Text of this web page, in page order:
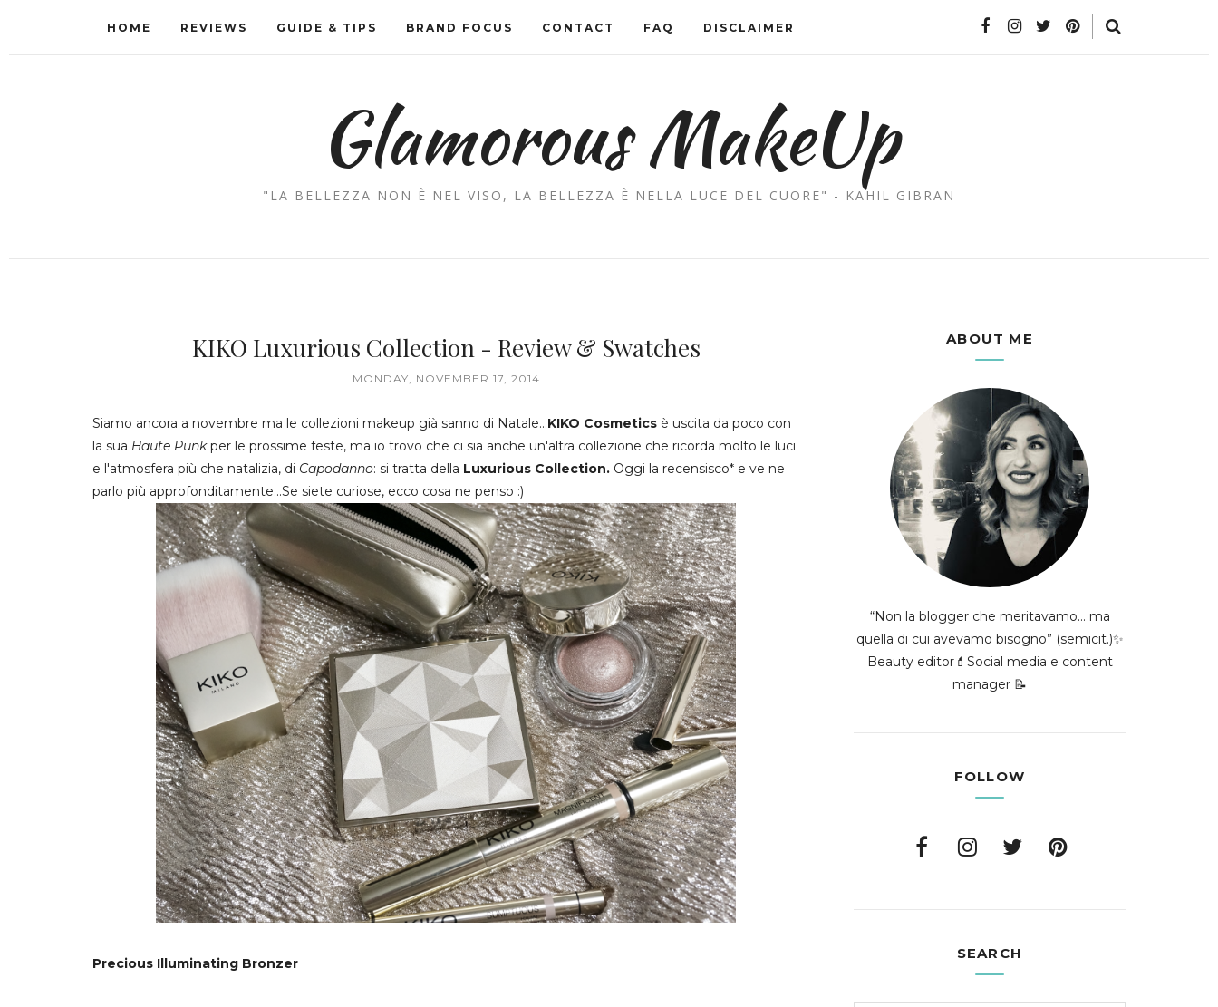
HOME REVIEWS GUIDE & TIPS BRAND FOCUS CONTACT FAQ DISCLAIMER
Glamorous MakeUp
"LA BELLEZZA NON È NEL VISO, LA BELLEZZA È NELLA LUCE DEL CUORE" - KAHIL GIBRAN
KIKO Luxurious Collection - Review & Swatches
MONDAY, NOVEMBER 17, 2014
Siamo ancora a novembre ma le collezioni makeup già sanno di Natale...KIKO Cosmetics è uscita da poco con
la sua Haute Punkper le prossime feste, ma io trovo che ci sia anche un'altra collezione che ricorda molto le luci
e l'atmosfera più che natalizia, di Capodanno: si tratta della Luxurious Collection. Oggi la recensisco* e ve ne
parlo più approfonditamente...Se siete curiose, ecco cosa ne penso :)
Precious Illuminating Bronzer
ABOUT ME
“Non la blogger che meritavamo... ma
quella di cui avevamo bisogno” (semicit.)✨
Beauty editor💄Social media e content
manager 📝
FOLLOW
SEARCH